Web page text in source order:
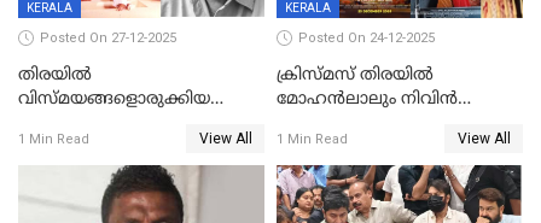
KERALA
Posted On 27-12-2025
തിരയിൽ
വിസ്മയങ്ങളൊരുക്കിയ
ശേഖര്‍ അന്തരിച്ചു
1 Min Read View All
KERALA
Posted On 24-12-2025
ക്രിസ്മസ് തിരയിൽ
മോഹൻലാലും നിവിൻ
ഷെയ്‌നും; 200 കോടി
മുടക്കിയെത്തുന്ന
വൃഷഭയുൾപ്പെടെ കാണാം
1 Min Read View All